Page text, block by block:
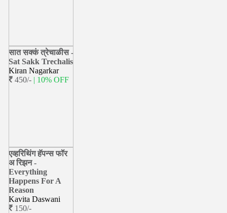
सात सक्कं त्रेचाळीस -
Sat Sakk Trechalis
Kiran Nagarkar
450/- | 10% OFF
एव्हरिथिंग हॅपन्स फॉर
अ रिझन -
Everything
Happens For A
Reason
Kavita Daswani
150/-